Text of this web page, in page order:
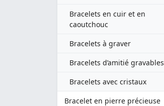
Bracelets en cuir et en
caoutchouc
Bracelets à graver
Bracelets d’amitié gravables
Bracelets avec cristaux
Bracelet en pierre précieuse